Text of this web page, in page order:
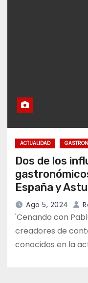
ACTUALIDAD
Dos de los
España y
Ago 5, 2024
'Cenando con
creadores de
conocidos en la